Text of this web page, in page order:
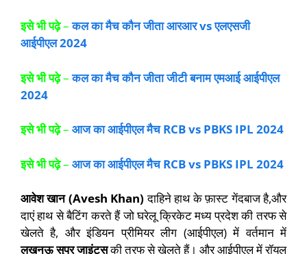
इसे भी पढ़े– कल का मैच कौन जीता आरआरvsएलएसजी
आईपीएल2024
इसे भी पढ़े– कल का मैच कौन जीता जीटी बनाम एमआई आईपीएल
2024
इसे भी पढ़े– आज का आईपीएल मैच RCB vs PBKS IPL 2024
इसे भी पढ़े– आज का आईपीएल मैच RCB vs PBKS IPL 2024
आवेश खान (Avesh Khan) दाहिने हाथ के फ़ास्ट गेंदबाज है,और
दाएं हाथ से बैटिंग करते हैं जो घरेलू क्रिकेट मध्य प्रदेश की तरफ से
खेलते है, और इंडियन प्रीमियर लीग (आईपीएल) में वर्तमान में
लखनऊ सुपर जाइंट्सकी तरफ से खेलते हैं। और आईपीएल में रॉयल